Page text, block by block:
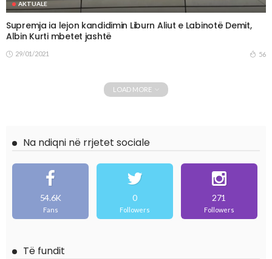
AKTUALE
Supremja ia lejon kandidimin Liburn Aliut e Labinotë Demit,
Albin Kurti mbetet jashtë
29/01/2021 56
LOAD MORE
Na ndiqni në rrjetet sociale
54.6K
Fans
0
Followers
271
Followers
Të fundit